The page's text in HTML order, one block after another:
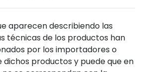
aparecen describiendo las
técnicas de los productos han
por los importadores o
productos y puede que en